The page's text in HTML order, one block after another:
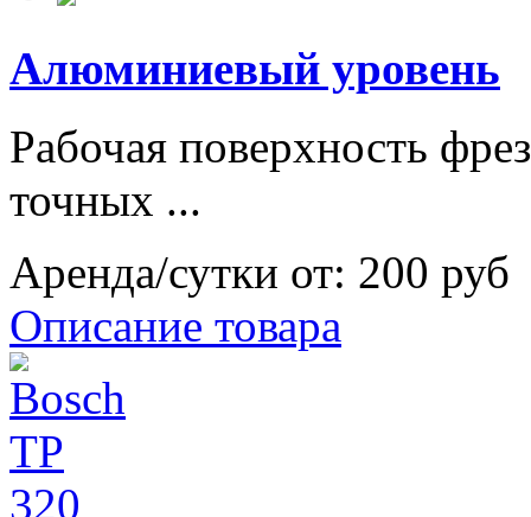
Алюминиевый уровень
Рабочая поверхность
точных ...
Аренда/сутки от: 200 руб
Описание товара